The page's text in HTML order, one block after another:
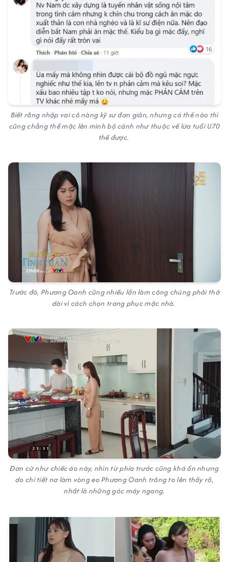
Biết rằng nhập vai cô nàng kỹ sư đơn giản, nhưng có thế nào thì
cũng chẳng thể mặc lên mình bộ cánh như thuộc về lứa tuổi U70
thế được.
Trước đó, Phương Oanh cũng nhiều lần làm công chúng phải thở
dài vì cách chọn trang phục mặc nhà.
Đơn cử như chiếc áo này, nhìn từ phía trước cũng khá ổn nhưng
do chi tiết nơ làm vòng eo Phương Oanh trông to lên thấy rõ,
nhất là những góc máy ngang.